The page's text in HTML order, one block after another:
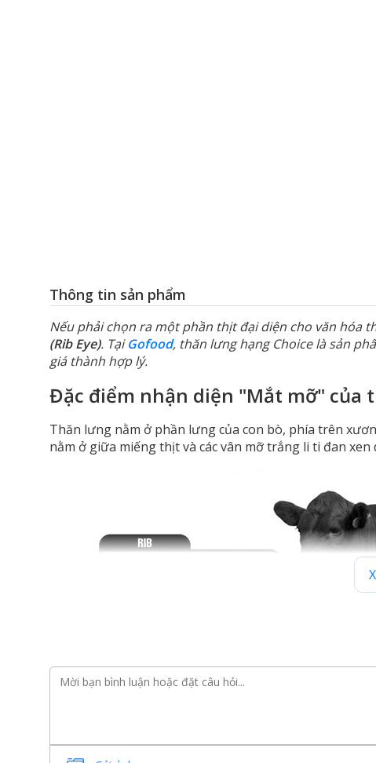
Thông tin sản phẩm
Nếu phải chọn ra một phần thịt đại diện cho văn hóa
(Rib Eye). TạiGofood, thăn lưng hạng Choice là sản
giá thành hợp lý.
Đặc điểm nhận diện "Mắt mỡ" của
Thăn lưng nằm ở phần lưng của con bò, phía trên
nằm ở giữa miếng thịt và các vân mỡ trắng li ti đan